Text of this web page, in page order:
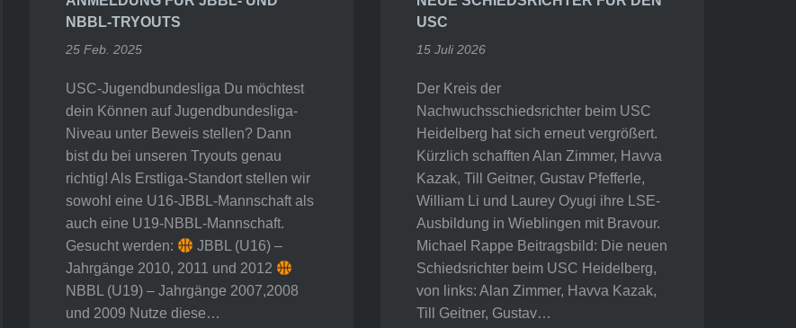
NBBL-TRYOUTS
25 Feb. 2025
USC-Jugendbundesliga Du möchtest
dein Können auf Jugendbundesliga-
Niveau unter Beweis stellen? Dann
bist du bei unseren Tryouts genau
richtig! Als Erstliga-Standort stellen wir
sowohl eine U16-JBBL-Mannschaft als
auch eine U19-NBBL-Mannschaft.
Gesucht werden:
JBBL (U16) –
Jahrgänge 2010, 2011 und 2012
NBBL (U19) – Jahrgänge 2007,2008
und 2009 Nutze diese…
USC
15 Juli 2026
Der Kreis der
Nachwuchsschiedsrichter beim USC
Heidelberg hat sich erneut vergrößert.
Kürzlich schafften Alan Zimmer, Havva
Kazak, Till Geitner, Gustav Pfefferle,
William Li und Laurey Oyugi ihre LSE-
Ausbildung in Wieblingen mit Bravour.
Michael Rappe Beitragsbild: Die neuen
Schiedsrichter beim USC Heidelberg,
von links: Alan Zimmer, Havva Kazak,
Till Geitner, Gustav…